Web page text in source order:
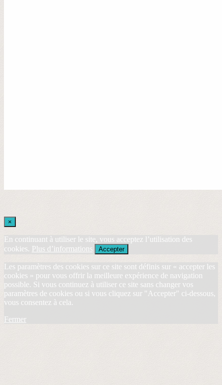
×
En continuant à utiliser le site, vous acceptez l’utilisation des
cookies. Plus d’informations Accepter
Les paramètres des cookies sur ce site sont définis sur « accepter les
cookies » pour vous offrir la meilleure expérience de navigation
possible. Si vous continuez à utiliser ce site sans changer vos
paramètres de cookies ou si vous cliquez sur "Accepter" ci-dessous,
vous consentez à cela.
Fermer